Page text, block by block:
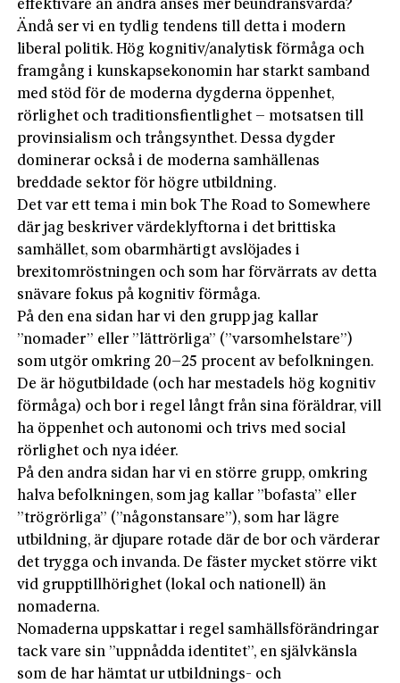
effektivare än andra anses mer beundransvärda?
Ändå ser vi en tydlig tendens till detta i modern
liberal politik. Hög kognitiv/analytisk förmåga och
framgång i kunskapsekonomin har starkt samband
med stöd för de moderna dygderna öppenhet,
rörlighet och traditionsfientlighet – motsatsen till
provinsialism och trångsynthet. Dessa dygder
dominerar också i de moderna samhällenas
breddade sektor för högre utbildning.
Det var ett tema i min bok The Road to Somewhere
där jag beskriver värdeklyftorna i det brittiska
samhället, som obarmhärtigt avslöjades i
brexitomröstningen och som har förvärrats av detta
snävare fokus på kognitiv förmåga.
På den ena sidan har vi den grupp jag kallar
”nomader” eller ”lättrörliga” (”varsomhelstare”)
som utgör omkring 20–25 procent av befolkningen.
De är högutbildade (och har mestadels hög kognitiv
förmåga) och bor i regel långt från sina föräldrar, vill
ha öppenhet och autonomi och trivs med social
rörlighet och nya idéer.
På den andra sidan har vi en större grupp, omkring
halva befolkningen, som jag kallar ”bofasta” eller
”trögrörliga” (”någonstansare”), som har lägre
utbildning, är djupare rotade där de bor och värderar
det trygga och invanda. De fäster mycket större vikt
vid grupptillhörighet (lokal och nationell) än
nomaderna.
Nomaderna uppskattar i regel samhällsförändringar
tack vare sin ”uppnådda identitet”, en självkänsla
som de har hämtat ur utbildnings- och